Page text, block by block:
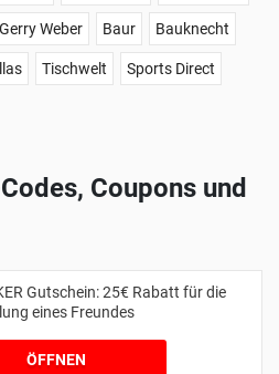
Gerry Weber Baur Bauknecht
Tischwelt Sports Direct
Coupons und
Gutschein: 25€ Rabatt für die
eines Freundes
ÖFFNEN